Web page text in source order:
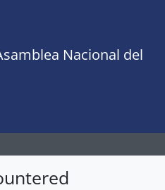
Nacional del